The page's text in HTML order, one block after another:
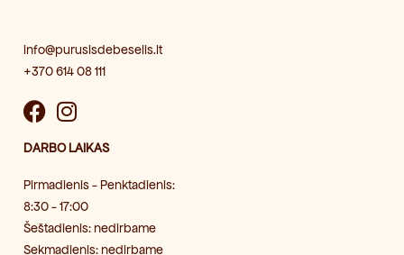
info@purusisdebeselis.lt
+370 614 08 111
F
c
e
b
o
o
I
s
t
a
g
r
DARBO LAIKAS
Pirmadienis - Penktadienis:
8:30 - 17:00
Šeštadienis: nedirbame
Sekmadienis: nedirbame